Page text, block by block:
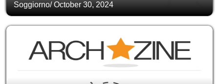
Soggiorno/October 30, 2024